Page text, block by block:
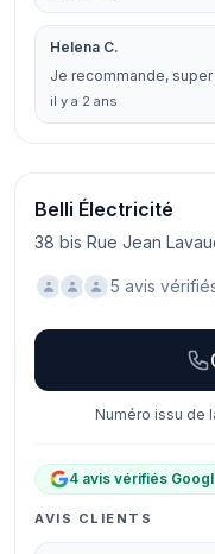
Helena C.
Je recommande, super
il y a 2 ans
Belli Électricité
38 bis Rue Jean
5 avis
Numéro issu de
4 avis vérifiés
AVIS CLIENTS